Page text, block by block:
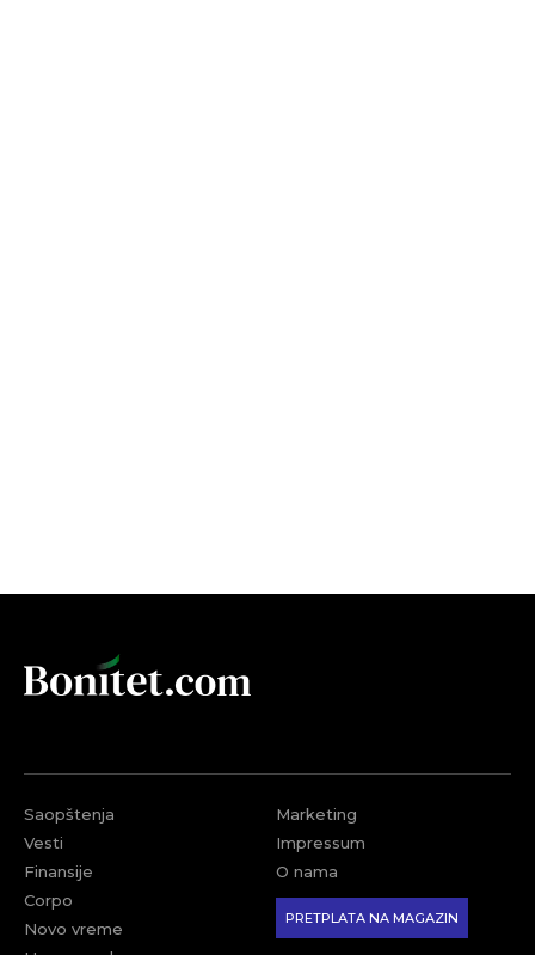
Saopštenja
Vesti
Finansije
Corpo
Novo vreme
Marketing
Impressum
O nama
PRETPLATA NA MAGAZIN